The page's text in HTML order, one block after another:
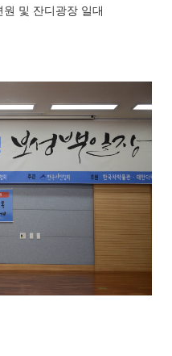
원 및 잔디광장 일대